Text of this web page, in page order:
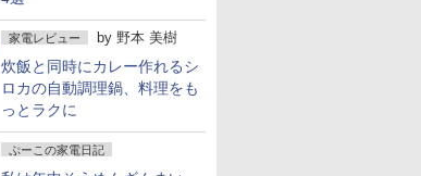
家電レビュー by 野本 美樹
炊飯と同時にカレー作れるシ
ロカの自動調理鍋、料理をも
っとラクに
ぷーこの家電日記